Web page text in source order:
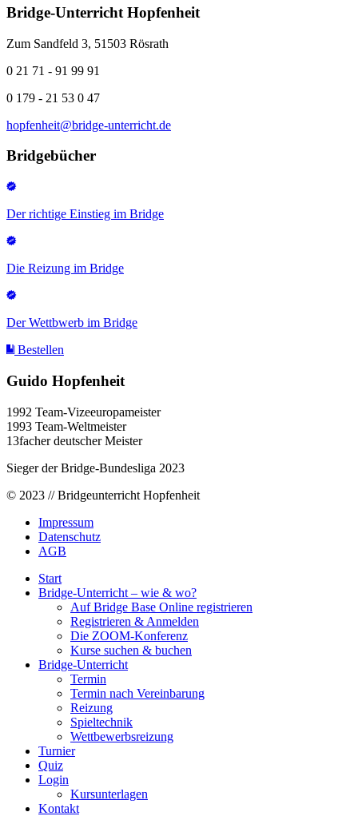
Bridge-Unterricht Hopfenheit
Zum Sandfeld 3, 51503 Rösrath
0 21 71 - 91 99 91
0 179 - 21 53 0 47
hopfenheit@bridge-unterricht.de
Bridgebücher
Der richtige Einstieg im Bridge
Die Reizung im Bridge
Der Wettbwerb im Bridge
Bestellen
Guido Hopfenheit
1992 Team-Vizeeuropameister
1993 Team-Weltmeister
13facher deutscher Meister
Sieger der Bridge-Bundesliga 2023
© 2023 // Bridgeunterricht Hopfenheit
Impressum
Datenschutz
AGB
Start
Bridge-Unterricht – wie & wo?
Auf Bridge Base Online registrieren
Registrieren & Anmelden
Die ZOOM-Konferenz
Kurse suchen & buchen
Bridge-Unterricht
Termin
Termin nach Vereinbarung
Reizung
Spieltechnik
Wettbewerbsreizung
Turnier
Quiz
Login
Kursunterlagen
Kontakt